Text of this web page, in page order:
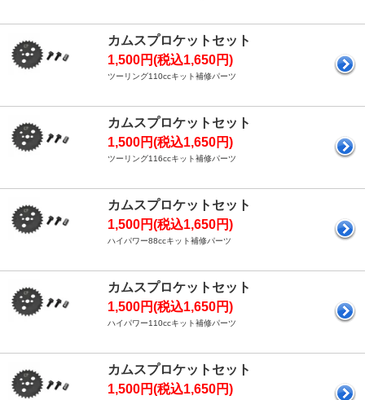
カムスプロケットセット
1,500円(税込1,650円)
ツーリング110ccキット補修パーツ
カムスプロケットセット
1,500円(税込1,650円)
ツーリング116ccキット補修パーツ
カムスプロケットセット
1,500円(税込1,650円)
ハイパワー88ccキット補修パーツ
カムスプロケットセット
1,500円(税込1,650円)
ハイパワー110ccキット補修パーツ
カムスプロケットセット
1,500円(税込1,650円)